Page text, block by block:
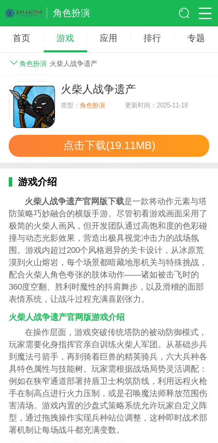
角色扮演
首页 游戏 应用 排行 专题
角色扮演 火柴人战争遗产
火柴人战争遗产
类型：角色扮演 更新时间：2025-11-18
点击下载(19.11MB)
游戏介绍
火柴人战争遗产官网版下载是一款将动作元素与塔
防策略巧妙融合的横版手游。尽管初看游戏画面采用了
极简的火柴人画风，但开发团队通过高饱和度的色彩碰
撞与动态光影效果，营造出极具视觉冲击力的战场氛
围。游戏内超过200个风格迥异的关卡设计，从冰原荒
漠到火山熔岩，每个场景都暗藏地形机关与特殊挑战，
配合火柴人角色夸张的肢体动作——诸如被击飞时的
360度空翻、胜利时魔性的抖肩舞步，以及滑稽的面部
表情系统，让战斗过程充满喜剧张力。
火柴人战争遗产官网版游戏介绍
在操作层面，游戏突破传统塔防的被动防御模式，
玩家需要化身指挥官亲自训练火柴人军团。从基础步兵
到魔法弓箭手，再到骑着巨兽的精英骑兵，六大兵种各
具特色属性与技能树。玩家需根据战场局势灵活调配：
例如在狭窄通道部署持盾卫士构筑防线，利用远程火枪
手在制高点进行火力压制，或是召唤魔法师释放范围伤
害清场。游戏内置的沙盘式策略系统允许玩家自定义阵
型，通过拖拽操作实现兵种站位调整，这种即时战术部
署机制让每场战斗都充满变数。